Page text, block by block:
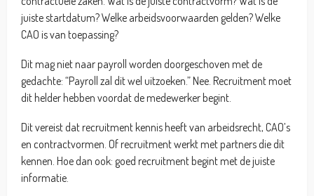
juiste startdatum? Welke arbeidsvoorwaarden gelden? Welke
CAO is van toepassing?
Dit mag niet naar payroll worden doorgeschoven met de
gedachte: “Payroll zal dit wel uitzoeken.” Nee. Recruitment moet
dit helder hebben voordat de medewerker begint.
Dit vereist dat recruitment kennis heeft van arbeidsrecht, CAO’s
en contractvormen. Of recruitment werkt met partners die dit
kennen. Hoe dan ook: goed recruitment begint met de juiste
informatie.